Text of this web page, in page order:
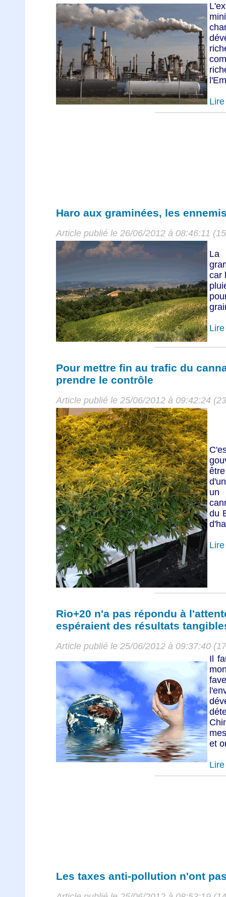
Haro aux graminées, les
Article publié le 26/06/2012 à 08:46:11
La
car
Pour mettre fin au trafic du
prendre le contrôle
Article publié le 25/06/2012 à 09:42:24
un
du
Rio+20 n'a pas répondu à
espéraient des résultats
Article publié le 25/06/2012 à 09:37:40
Il
et
Les taxes anti-pollution n'ont